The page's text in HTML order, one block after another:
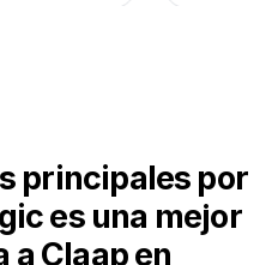
principales por
es una mejor
Claap en